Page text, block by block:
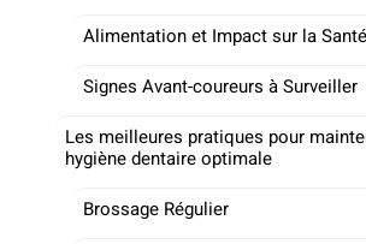
Alimentation et Impact sur la
Signes Avant-coureurs à Surveiller
Les meilleures pratiques pour
hygiène dentaire optimale
Brossage Régulier